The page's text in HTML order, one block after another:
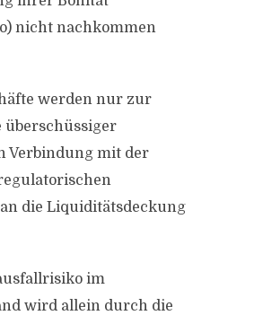
nicht nachkommen
werden nur zur
überschüssiger
Verbindung mit der
die Liquiditätsdeckung
im
wird allein durch die